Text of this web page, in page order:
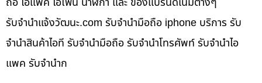
รับจํานําแจ้งวัฒนะ.com รับจำนำมือถือ iphone บริการ รับ
จำนำสินค้าไอที รับจำนำมือถือ รับจำนำโทรศัพท์ รับจำนำไอ
แพค รับจำนำก